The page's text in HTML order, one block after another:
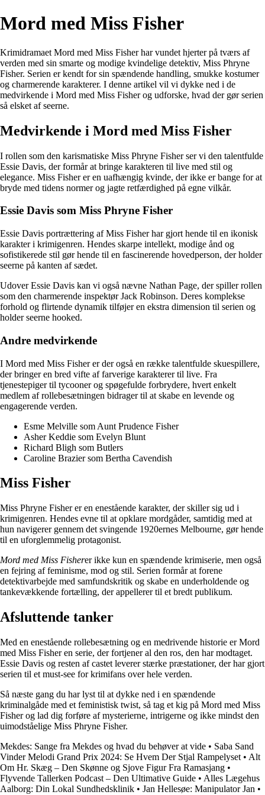
Mord med Miss Fisher
Krimidramaet Mord med Miss Fisher har vundet hjerter på tværs af
verden med sin smarte og modige kvindelige detektiv, Miss Phryne
Fisher. Serien er kendt for sin spændende handling, smukke kostumer
og charmerende karakterer. I denne artikel vil vi dykke ned i de
medvirkende i Mord med Miss Fisher og udforske, hvad der gør serien
så elsket af seerne.
Medvirkende i Mord med Miss Fisher
I rollen som den karismatiske Miss Phryne Fisher ser vi den talentfulde
Essie Davis, der formår at bringe karakteren til live med stil og
elegance. Miss Fisher er en uafhængig kvinde, der ikke er bange for at
bryde med tidens normer og jagte retfærdighed på egne vilkår.
Essie Davis som Miss Phryne Fisher
Essie Davis portrættering af Miss Fisher har gjort hende til en ikonisk
karakter i krimigenren. Hendes skarpe intellekt, modige ånd og
sofistikerede stil gør hende til en fascinerende hovedperson, der holder
seerne på kanten af sædet.
Udover Essie Davis kan vi også nævne Nathan Page, der spiller rollen
som den charmerende inspektør Jack Robinson. Deres komplekse
forhold og flirtende dynamik tilføjer en ekstra dimension til serien og
holder seerne hooked.
Andre medvirkende
I Mord med Miss Fisher er der også en række talentfulde skuespillere,
der bringer en bred vifte af farverige karakterer til live. Fra
tjenestepiger til tycooner og spøgefulde forbrydere, hvert enkelt
medlem af rollebesætningen bidrager til at skabe en levende og
engagerende verden.
Esme Melville som Aunt Prudence Fisher
Asher Keddie som Evelyn Blunt
Richard Bligh som Butlers
Caroline Brazier som Bertha Cavendish
Miss Fisher
Miss Phryne Fisher er en enestående karakter, der skiller sig ud i
krimigenren. Hendes evne til at opklare mordgåder, samtidig med at
hun navigerer gennem det svingende 1920ernes Melbourne, gør hende
til en uforglemmelig protagonist.
Mord med Miss Fisherer ikke kun en spændende krimiserie, men også
en fejring af feminisme, mod og stil. Serien formår at forene
detektivarbejde med samfundskritik og skabe en underholdende og
tankevækkende fortælling, der appellerer til et bredt publikum.
Afsluttende tanker
Med en enestående rollebesætning og en medrivende historie er Mord
med Miss Fisher en serie, der fortjener al den ros, den har modtaget.
Essie Davis og resten af castet leverer stærke præstationer, der har gjort
serien til et must-see for krimifans over hele verden.
Så næste gang du har lyst til at dykke ned i en spændende
kriminalgåde med et feministisk twist, så tag et kig på Mord med Miss
Fisher og lad dig forføre af mysterierne, intrigerne og ikke mindst den
uimodståelige Miss Phryne Fisher.
Mekdes: Sange fra Mekdes og hvad du behøver at vide • Saba Sand
Vinder Melodi Grand Prix 2024: Se Hvem Der Stjal Rampelyset • Alt
Om Hr. Skæg – Den Skønne og Sjove Figur Fra Ramasjang •
Flyvende Tallerken Podcast – Den Ultimative Guide • Alles Lægehus
Aalborg: Din Lokal Sundhedsklinik • Jan Hellesøe: Manipulator Jan •